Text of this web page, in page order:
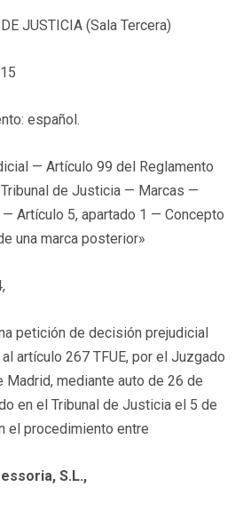
JUSTICIA (Sala Tercera)
español.
— Artículo 99 del Reglamento
de Justicia — Marcas —
Artículo 5, apartado 1 — Concepto
una marca posterior»
petición de decisión prejudicial
artículo 267 TFUE, por el Juzgado
Madrid, mediante auto de 26 de
en el Tribunal de Justicia el 5 de
el procedimiento entre
S.L.,